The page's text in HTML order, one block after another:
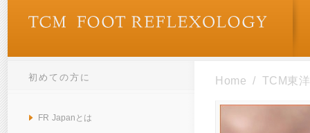
Home / TCM東
初めての方に
FR Japanとは